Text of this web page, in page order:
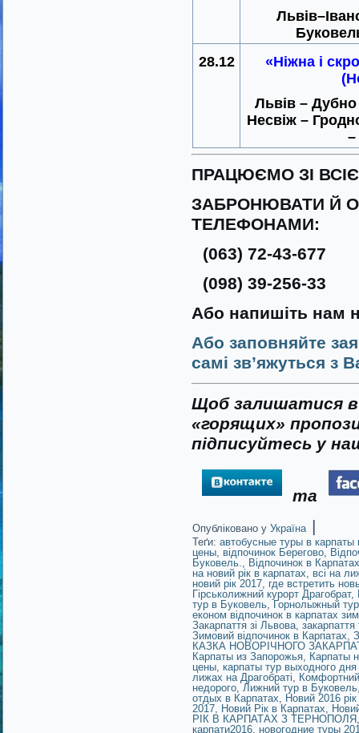
28.12
«Ніжна і
Львів –
Несвіж –
–
ПРАЦЮЄМО ЗІ
ЗАБРОНЮВАТИ Й
ТЕЛЕФОНАМИ:
(063) 72-43-677
(098) 39-256-33
Або напишіть нам
Або заповняйте
самі зв’яжуться з
Щоб залишатися в
«горящих»
підписуйтесь у
та
Опубліковано у Україна |
Теґи: автобусные туры в карпаты
цены відпочинок Берегово,
Буковель.
Відпочинок в
на новий рік в карпатах
всі на
новий рік 2017 где встретить
Гірськолижний курорт Драгобрат,
тур в Буковель ,Горнолыжный
економ відпочинок в карпатах
Закарпаття зі Львова закарпаття
Зимовий відпочинок в Карпатах
КАЗКА НОВОРІЧНОГО
Карпаты из Запорожья Карпаты
цены карпаты тур выходного
лижах на Драгобраті
Комфортний
недорого ,Лижний тур в Буковель
отдых в Карпатах
Новий 2016
2017 Новий Рік в Карпатах
РІК В КАРПАТАХ З ТЕРНОПОЛЯ
карпати2016 новогодние туры